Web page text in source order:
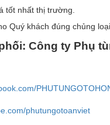
tốt nhất thị trường.
Quý khách đúng chủng
ối: Công ty Phụ tù
phutungotoanviet